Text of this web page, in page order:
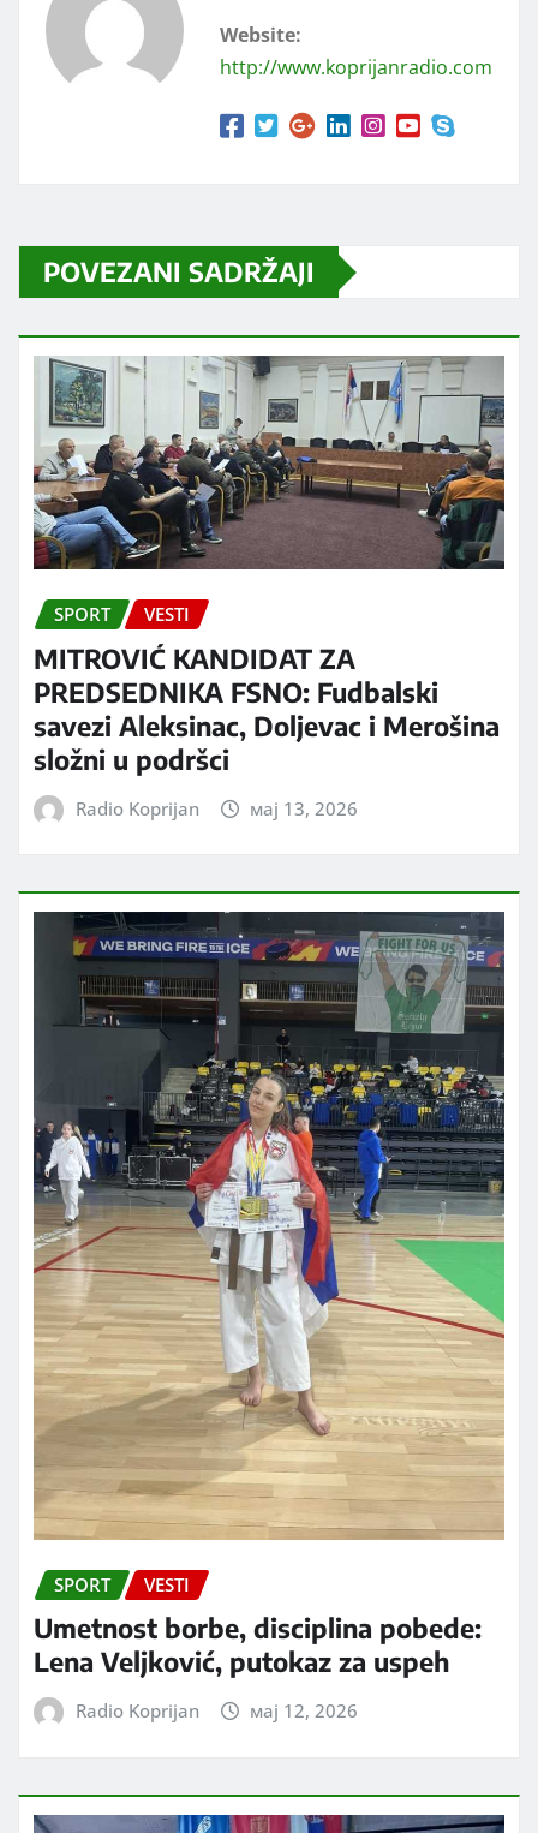
Website:
http://www.koprijanradio.com
POVEZANI SADRŽAJI
SPORT VESTI
MITROVIĆ KANDIDAT ZA
PREDSEDNIKA FSNO: Fudbalski
savezi Aleksinac, Doljevac i Merošina
složni u podršci
Radio Koprijan мај 13, 2026
SPORT VESTI
Umetnost borbe, disciplina pobede:
Lena Veljković, putokaz za uspeh
Radio Koprijan мај 12, 2026